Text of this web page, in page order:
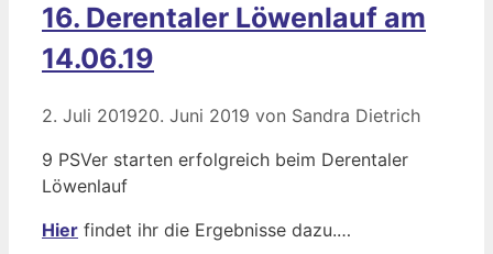
16. Derentaler Löwenlauf am
14.06.19
2. Juli 201920. Juni 2019 von Sandra Dietrich
9 PSVer starten erfolgreich beim Derentaler
Löwenlauf
Hier findet ihr die Ergebnisse dazu.…